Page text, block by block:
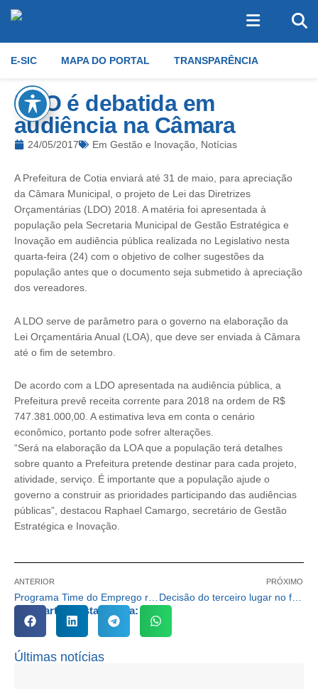
E-SIC MAPA DO PORTAL TRANSPARÊNCIA
LDO é debatida em
audiência na Câmara
24/05/2017 Em Gestão e Inovação Notícias
A Prefeitura de Cotia enviará até 31 de maio, para apreciação
da Câmara Municipal, o projeto de Lei das Diretrizes
Orçamentárias (LDO) 2018. A matéria foi apresentada à
população pela Secretaria Municipal de Gestão Estratégica e
Inovação em audiência pública realizada no Legislativo nesta
quarta-feira (24) com o objetivo de colher sugestões da
população antes que o documento seja submetido à apreciação
dos vereadores.
A LDO serve de parâmetro para o governo na elaboração da
Lei Orçamentária Anual (LOA), que deve ser enviada à Câmara
até o fim de setembro.
De acordo com a LDO apresentada na audiência pública, a
Prefeitura prevê receita corrente para 2018 na ordem de R$
747.381.000,00. A estimativa leva em conta o cenário
econômico, portanto pode sofrer alterações.
“Será na elaboração da LOA que a população terá detalhes
sobre quanto a Prefeitura pretende destinar para cada projeto,
atividade, serviço. É importante que a população ajude o
governo a construir as prioridades participando das audiências
públicas”, destacou Raphael Camargo, secretário de Gestão
Estratégica e Inovação.
ANTERIOR PRÓXIMO
Decisão do terceiro lugar no futsal feminino agita Ginásio Municipal
Compartilhe esta notícia:
Últimas notícias